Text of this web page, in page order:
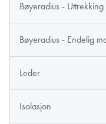
Bøyeradius - Uttrekking
Bøyeradius - Endelig
Leder
Isolasjon